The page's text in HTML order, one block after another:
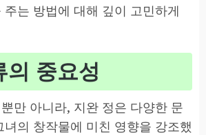
는 방법에 대해 깊이 고민하게
의 중요성
만 아니라, 지완 정은 다양한 문
의 창작물에 미친 영향을 강조했